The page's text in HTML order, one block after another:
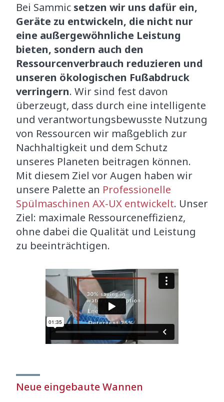
Bei Sammic setzen wir uns dafür ein,
Geräte zu entwickeln, die nicht nur
eine außergewöhnliche Leistung
bieten, sondern auch den
Ressourcenverbrauch reduzieren und
unseren ökologischen Fußabdruck
verringern. Wir sind fest davon
überzeugt, dass durch eine intelligente
und verantwortungsbewusste Nutzung
von Ressourcen wir maßgeblich zur
Nachhaltigkeit und dem Schutz
unseres Planeten beitragen können.
Mit diesem Ziel vor Augen haben wir
unsere Palette an Professionelle
Spülmaschinen AX-UX entwickelt. Unser
Ziel: maximale Ressourceneffizienz,
ohne dabei die Qualität und Leistung
zu beeinträchtigen.
Neue eingebaute Wannen